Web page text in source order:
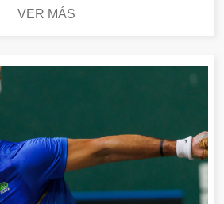
VER MÁS